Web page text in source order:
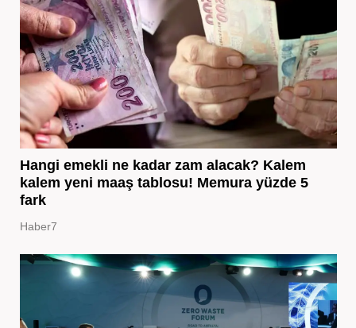
Hangi emekli ne kadar zam alacak? Kalem
kalem yeni maaş tablosu! Memura yüzde 5
fark
Haber7